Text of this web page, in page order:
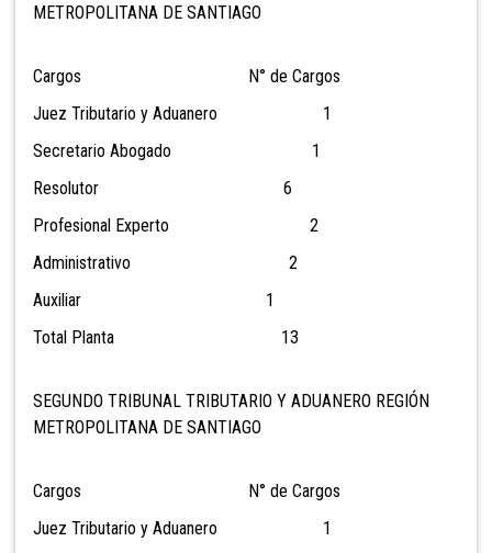
METROPOLITANA DE SANTIAGO
Cargos N° de Cargos
Juez Tributario y Aduanero 1
Secretario Abogado 1
Resolutor 6
Profesional Experto 2
Administrativo 2
Auxiliar 1
Total Planta 13
SEGUNDO TRIBUNAL TRIBUTARIO Y ADUANERO REGIÓN
METROPOLITANA DE SANTIAGO
Cargos N° de Cargos
Juez Tributario y Aduanero 1